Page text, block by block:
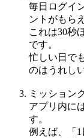
毎日ログイ
ントがもら
これは30秒
です。
忙しい日で
のはうれし
ミッション
アプリ内に
す。
例えば、「